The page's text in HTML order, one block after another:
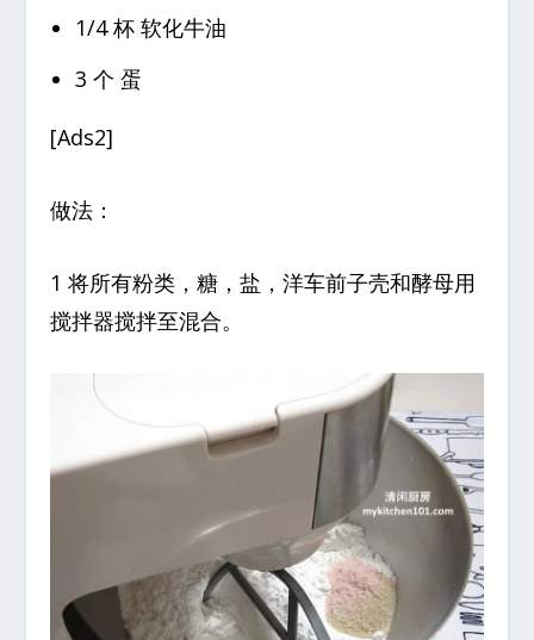
1/4 杯 软化牛油
3 个 蛋
[Ads2]
做法：
1 将所有粉类，糖，盐，洋车前子壳和酵母用
搅拌器搅拌至混合。